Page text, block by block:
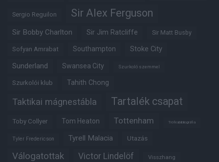
Sergio Reguilon Sir Alex Ferguson
Sir Bobby Charlton Sir Jim Ratcliffe Sir Matt Busby
Sofyan Amrabat Southampton Stoke City
Sunderland Swansea City Szurkoló szemmel
Szurkolói klub Tahith Chong
Taktikai mágnestábla Tartalék csapat
Toby Collyer Tom Heaton Tottenham Trófeabibliográfia
Tyler Fredericson Tyrell Malacia Utazás
Válogatottak Victor Lindelöf Visszhang